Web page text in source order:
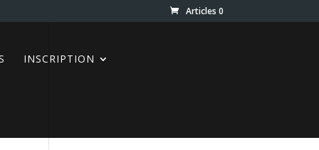
Articles 0
INSCRIPTION